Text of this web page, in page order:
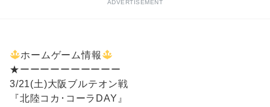
ADVERTISEMENT
ホームゲーム情報
★ーーーーーーーーーー
3/21(土)大阪ブルテオン戦
『北陸コカ･コーラDAY』